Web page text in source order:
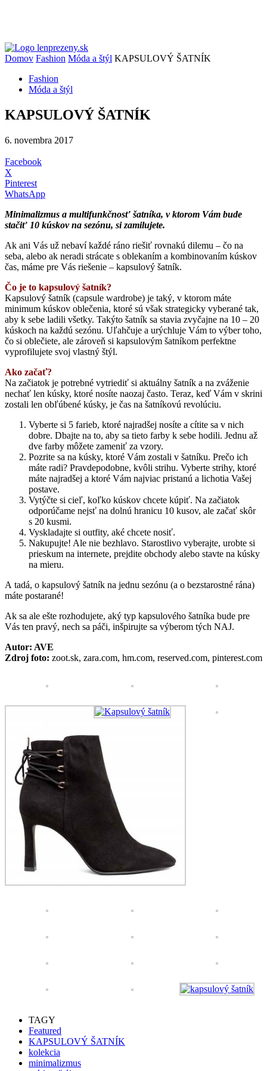
Domov Fashion Móda a štýl KAPSULOVÝ ŠATNÍK
Fashion
Móda a štýl
KAPSULOVÝ ŠATNÍK
6. novembra 2017
Facebook
X
Pinterest
WhatsApp
Minimalizmus a multifunkčnosť šatníka, v ktorom Vám bude
stačiť 10 kúskov na sezónu, si zamilujete.
Ak ani Vás už nebaví každé ráno riešiť rovnakú dilemu – čo na
seba, alebo ak neradi strácate s oblekaním a kombinovaním kúskov
čas, máme pre Vás riešenie – kapsulový šatník.
Čo je to kapsulový šatník?
Kapsulový šatník (capsule wardrobe) je taký, v ktorom máte
minimum kúskov oblečenia, ktoré sú však strategicky vyberané tak,
aby k sebe ladili všetky. Takýto šatník sa stavia zvyčajne na 10 – 20
kúskoch na každú sezónu. Uľahčuje a urýchluje Vám to výber toho,
čo si oblečiete, ale zároveň si kapsulovým šatníkom perfektne
vyprofilujete svoj vlastný štýl.
Ako začať?
Na začiatok je potrebné vytriediť si aktuálny šatník a na zváženie
nechať len kúsky, ktoré nosíte naozaj často. Teraz, keď Vám v skrini
zostali len obľúbené kúsky, je čas na šatníkovú revolúciu.
Vyberte si 5 farieb, ktoré najradšej nosíte a cítite sa v nich
dobre. Dbajte na to, aby sa tieto farby k sebe hodili. Jednu až
dve farby môžete zameniť za vzory.
Pozrite sa na kúsky, ktoré Vám zostali v šatníku. Prečo ich
máte radi? Pravdepodobne, kvôli strihu. Vyberte strihy, ktoré
máte najradšej a ktoré Vám najviac pristanú a lichotia Vašej
postave.
Vytýčte si cieľ, koľko kúskov chcete kúpiť. Na začiatok
odporúčame nejsť na dolnú hranicu 10 kusov, ale začať skôr
s 20 kusmi.
Vyskladajte si outfity, aké chcete nosiť.
Nakupujte! Ale nie bezhlavo. Starostlivo vyberajte, urobte si
prieskum na internete, prejdite obchody alebo stavte na kúsky
na mieru.
A tadá, o kapsulový šatník na jednu sezónu (a o bezstarostné rána)
máte postarané!
Ak sa ale ešte rozhodujete, aký typ kapsulového šatníka bude pre
Vás ten pravý, nech sa páči, inšpirujte sa výberom tých NAJ.
Autor: AVE
Zdroj foto: zoot.sk, zara.com, hm.com, reserved.com, pinterest.com
TAGY
Featured
KAPSULOVÝ ŠATNÍK
kolekcia
minimalizmus